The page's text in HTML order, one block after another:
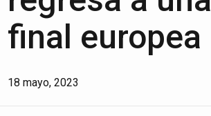
final europea
18 mayo, 2023